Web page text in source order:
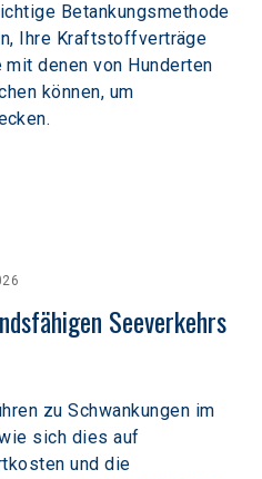
Betankungsmethode
Ihre Kraftstoffverträge
denen von Hunderten
können, um
Seeverkehrs
zu Schwankungen im
sich dies auf
und die